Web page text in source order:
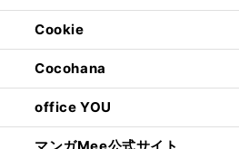
Cookie
Cocohana
office YOU